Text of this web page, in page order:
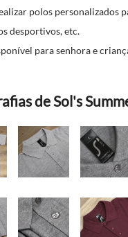
polos personalizados
desportivos, etc.
para senhora e
de Sol's